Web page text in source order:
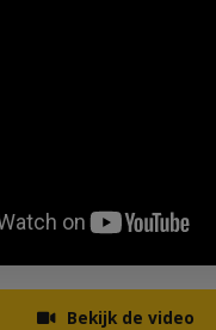
Bekijk de video